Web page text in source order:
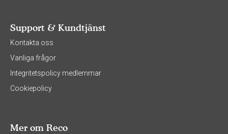
Support & Kundtjänst
Kontakta oss
Vanliga frågor
Integritetspolicy medlemmar
Cookiepolicy
Mer om Reco